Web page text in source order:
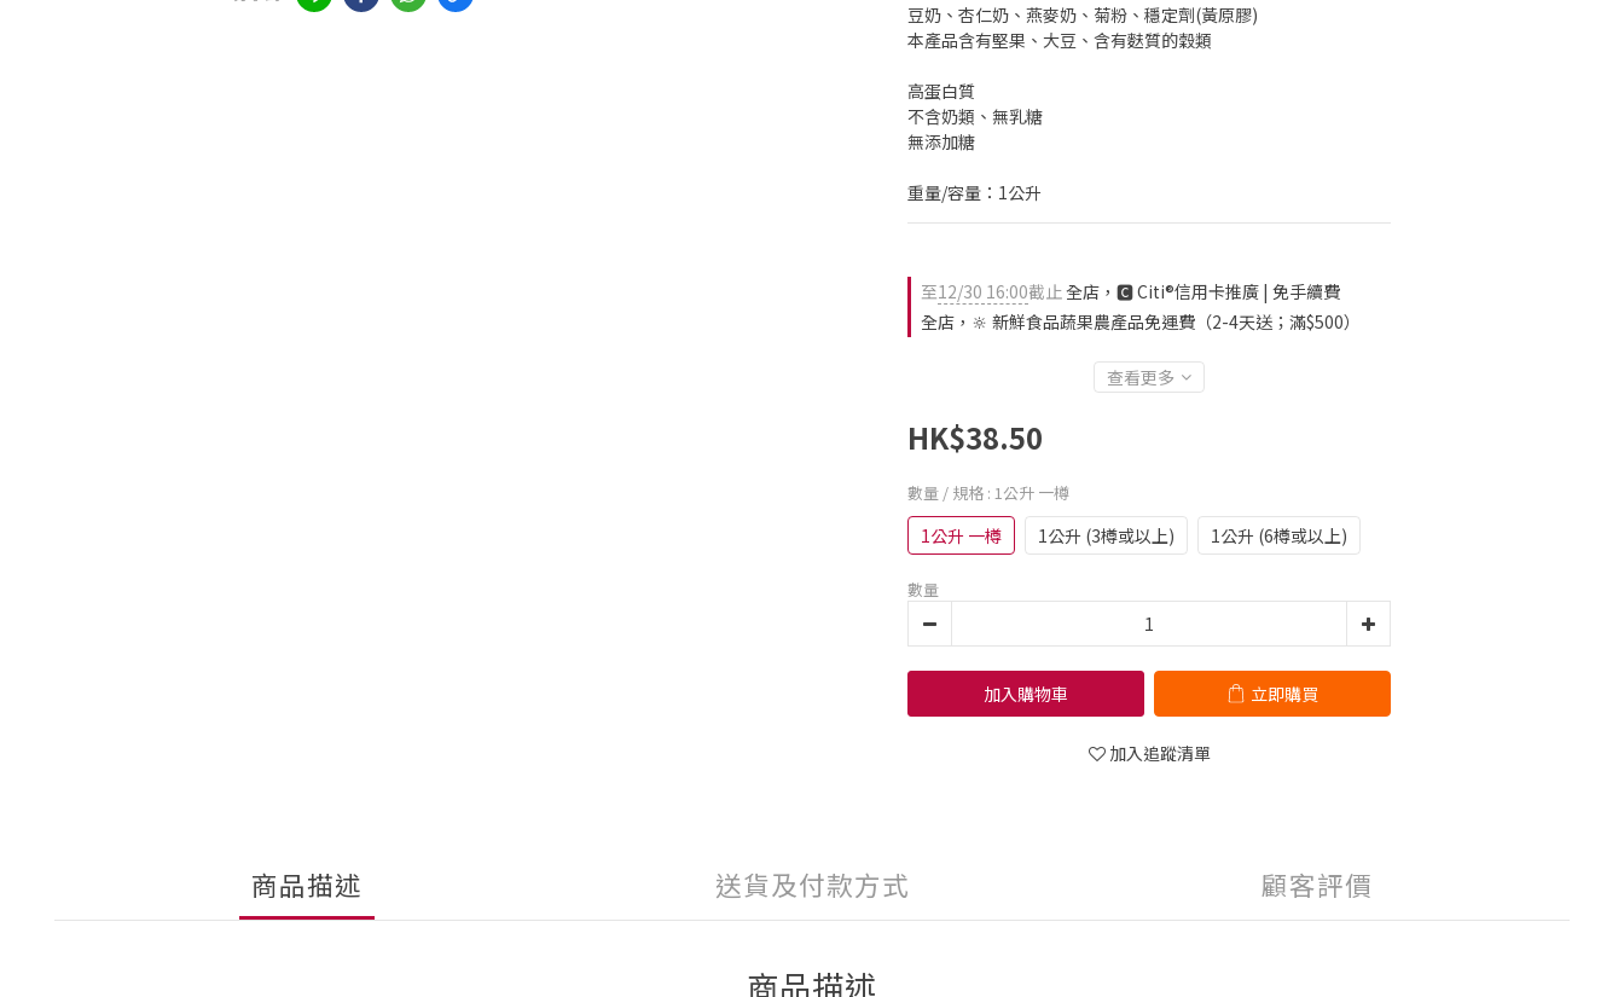
豆奶、杏仁奶、燕麥奶、菊粉、穩定劑(黃原膠)
本產品含有堅果、大豆、含有麩質的穀類
高蛋白質
不含奶類、無乳糖
無添加糖
重量/容量：1公升
至12/30 16:00截止全店，🅲 Citi®信用卡推廣 | 免手續費
全店，🔆 新鮮食品蔬果農產品免運費（2-4天送；滿$500）
查看更多
HK$38.50
數量 / 規格 : 1公升 一樽
1公升 一樽 1公升 (3樽或以上) 1公升 (6樽或以上)
數量
加入購物車 立即購買
加入追蹤清單
商品描述 送貨及付款方式 顧客評價
商品描述